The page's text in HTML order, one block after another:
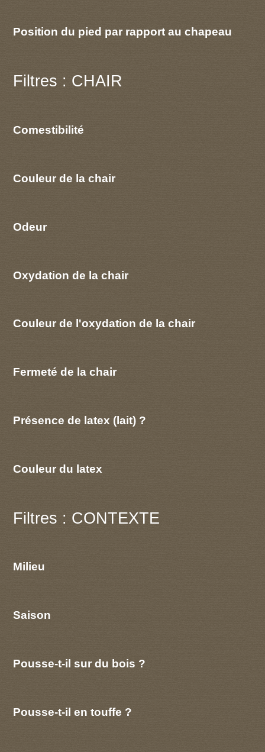
Position du pied par rapport au chapeau
Filtres : CHAIR
Comestibilité
Couleur de la chair
Odeur
Oxydation de la chair
Couleur de l'oxydation de la chair
Fermeté de la chair
Présence de latex (lait) ?
Couleur du latex
Filtres : CONTEXTE
Milieu
Saison
Pousse-t-il sur du bois ?
Pousse-t-il en touffe ?